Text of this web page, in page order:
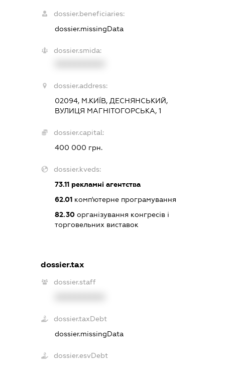
dossier.beneficiaries:
dossier.missingData
dossier.smida:
dossier.address:
02094, М.КИЇВ, ДЕСНЯНСЬКИЙ,
ВУЛИЦЯ МАГНІТОГОРСЬКА, 1
dossier.capital:
400 000 грн.
dossier.kveds:
73.11рекламні агентства
62.01комп'ютерне програмування
82.30організування конгресів і
торговельних виставок
dossier.tax
dossier.staff
dossier.taxDebt
dossier.missingData
dossier.esvDebt